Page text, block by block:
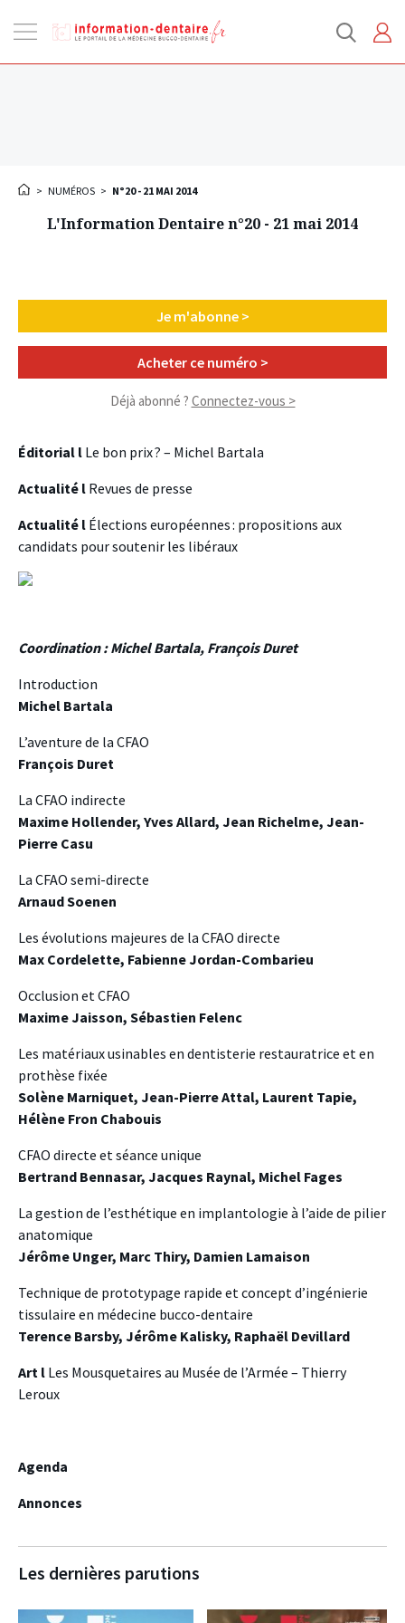
la
> NUMÉROS > N°20 - 21 MAI 2014
L'Information Dentaire n°20 - 21 mai 2014
Je m'abonne >
Acheter ce numéro >
Déjà abonné ? Connectez-vous >
Éditorial l Le bon prix ? – Michel Bartala
Actualité l Revues de presse
Actualité l Élections européennes : propositions aux
candidats pour soutenir les libéraux
Coordination : Michel Bartala, François Duret
Introduction
Michel Bartala
L’aventure de la CFAO
François Duret
La CFAO indirecte
Maxime Hollender, Yves Allard, Jean Richelme, Jean-
Pierre Casu
La CFAO semi-directe
Arnaud Soenen
Les évolutions majeures de la CFAO directe
Max Cordelette, Fabienne Jordan-Combarieu
Occlusion et CFAO
Maxime Jaisson, Sébastien Felenc
Les matériaux usinables en dentisterie restauratrice et en
prothèse fixée
Solène Marniquet, Jean-Pierre Attal, Laurent Tapie,
Hélène Fron Chabouis
CFAO directe et séance unique
Bertrand Bennasar, Jacques Raynal, Michel Fages
La gestion de l’esthétique en implantologie à l’aide de pilier
anatomique
Jérôme Unger, Marc Thiry, Damien Lamaison
Technique de prototypage rapide et concept d’ingénierie
tissulaire en médecine bucco-dentaire
Terence Barsby, Jérôme Kalisky, Raphaël Devillard
Art l Les Mousquetaires au Musée de l’Armée – Thierry
Leroux
Agenda
Annonces
Les dernières parutions